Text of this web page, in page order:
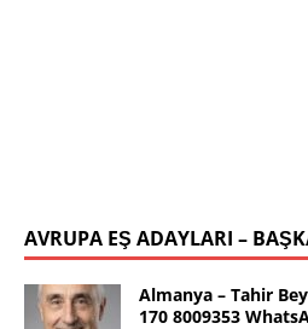
AVRUPA EŞ ADAYLARI –
Almanya – Tahir
170 8009353